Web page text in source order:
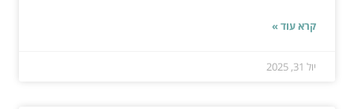
קרא עוד »
יול 31, 2025